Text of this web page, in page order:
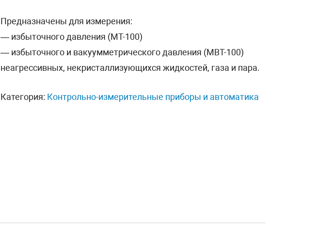
Предназначены для измерения:
— избыточного давления (МТ-100)
— избыточного и вакуумметрического давления (МВТ-100)
неагрессивных, некристаллизующихся жидкостей, газа и пара.
Категория: Контрольно-измерительные приборы и автоматика